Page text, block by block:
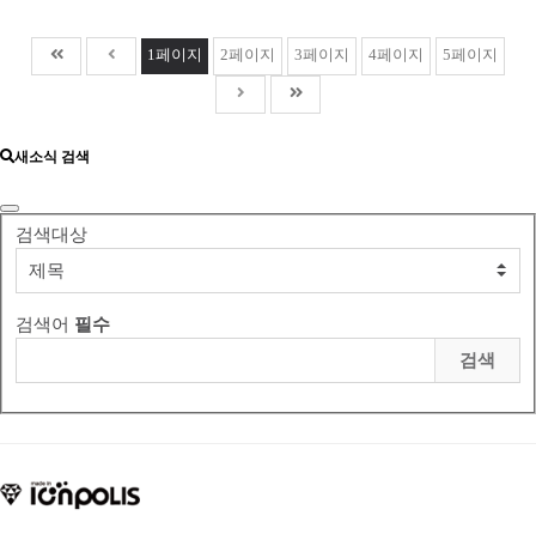
1페이지 2페이지 3페이지 4페이지 5페이지
새소식 검색
검색대상
검색어 필수
검색